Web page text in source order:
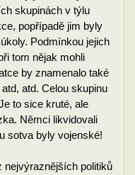
skupinách v týlu
popřípadě jim byly
Podmínkou jejich
tom nějak mohli
by znamenalo také
atd. Celou skupinu
to sice kruté, ale
Němci likvidovali
sotva byly vojenské!
nejvýraznějších politiků